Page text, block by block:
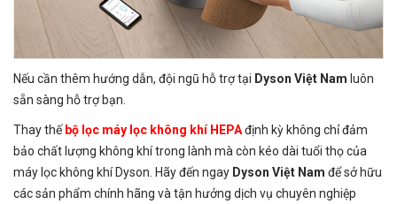
Nếu cần thêm hướng dẫn, đội ngũ hỗ trợ tại Dyson Việt Nam luôn
sẵn sàng hỗ trợ bạn.
Thay thế bộ lọc máy lọc không khí HEPAđịnh kỳ không chỉ đảm
bảo chất lượng không khí trong lành mà còn kéo dài tuổi thọ của
máy lọc không khí Dyson. Hãy đến ngay Dyson Việt Nam để sở hữu
các sản phẩm chính hãng và tận hưởng dịch vụ chuyên nghiệp